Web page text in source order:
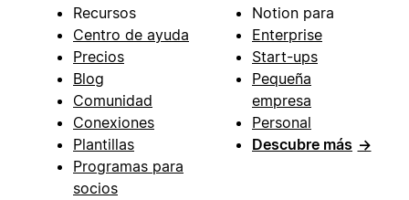
Recursos
Centro de ayuda
Precios
Blog
Comunidad
Conexiones
Plantillas
Programas para
socios
Notion para
Enterprise
Start-ups
Pequeña
empresa
Personal
Descubre más →